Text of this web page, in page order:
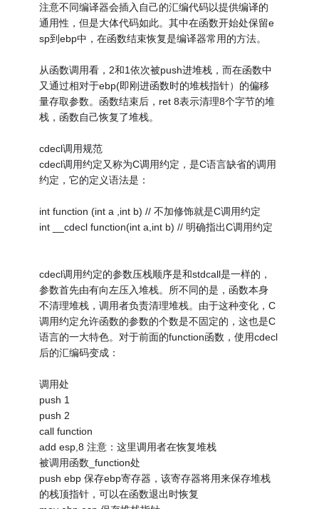
注意不同编译器会插入自己的汇编代码以提供编译的
通用性，但是大体代码如此。其中在函数开始处保留e
sp到ebp中，在函数结束恢复是编译器常用的方法。
从函数调用看，2和1依次被push进堆栈，而在函数中
又通过相对于ebp(即刚进函数时的堆栈指针）的偏移
量存取参数。函数结束后，ret 8表示清理8个字节的堆
栈，函数自己恢复了堆栈。
cdecl调用规范
cdecl调用约定又称为C调用约定，是C语言缺省的调用
约定，它的定义语法是：
int function (int a ,int b) // 不加修饰就是C调用约定
int __cdecl function(int a,int b) // 明确指出C调用约定
cdecl调用约定的参数压栈顺序是和stdcall是一样的，
参数首先由有向左压入堆栈。所不同的是，函数本身
不清理堆栈，调用者负责清理堆栈。由于这种变化，C
调用约定允许函数的参数的个数是不固定的，这也是C
语言的一大特色。对于前面的function函数，使用cdecl
后的汇编码变成：
调用处
push 1
push 2
call function
add esp,8 注意：这里调用者在恢复堆栈
被调用函数_function处
push ebp 保存ebp寄存器，该寄存器将用来保存堆栈
的栈顶指针，可以在函数退出时恢复